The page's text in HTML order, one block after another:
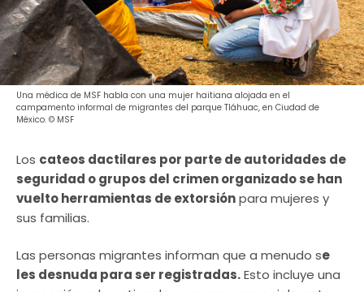
Una médica de MSF habla con una mujer haitiana alojada en el
campamento informal de migrantes del parque Tláhuac, en Ciudad de
México. © MSF
Los cateos dactilares por parte de autoridades de
seguridad o grupos del crimen organizado se han
vuelto herramientas de extorsiónpara mujeres y
sus familias.
Las personas migrantes informan que a menudo se
les desnuda para ser registradas.Esto incluye una